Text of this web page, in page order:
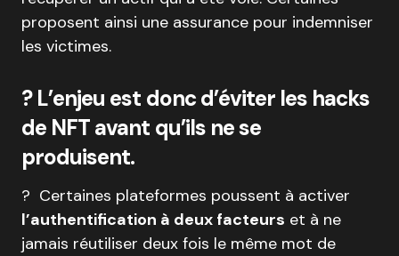
proposent ainsi une assurance pour indemniser
les victimes.
? L’enjeu est donc d’éviter les hacks
de NFT avant qu’ils ne se
produisent.
? Certaines plateformes poussent à activer
l’authentification à deux facteurs et à ne
jamais réutiliser deux fois le même mot de